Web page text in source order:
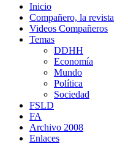
Inicio
Compañero, la revista
Videos Compañeros
Temas
DDHH
Economía
Mundo
Política
Sociedad
FSLD
FA
Archivo 2008
Enlaces